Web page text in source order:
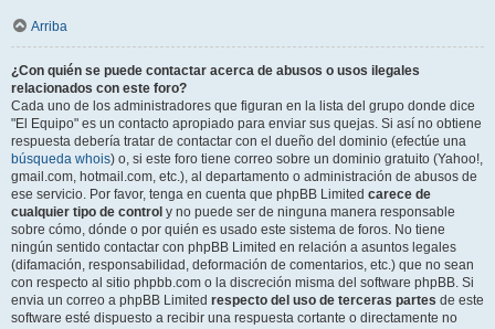
Arriba
¿Con quién se puede contactar acerca de abusos o usos ilegales
relacionados con este foro?
Cada uno de los administradores que figuran en la lista del grupo donde dice
"El Equipo" es un contacto apropiado para enviar sus quejas. Si así no obtiene
respuesta debería tratar de contactar con el dueño del dominio (efectúe una
búsqueda whois) o, si este foro tiene correo sobre un dominio gratuito (Yahoo!,
gmail.com, hotmail.com, etc.), al departamento o administración de abusos de
ese servicio. Por favor, tenga en cuenta que phpBB Limited carece de
cualquier tipo de control y no puede ser de ninguna manera responsable
sobre cómo, dónde o por quién es usado este sistema de foros. No tiene
ningún sentido contactar con phpBB Limited en relación a asuntos legales
(difamación, responsabilidad, deformación de comentarios, etc.) que no sean
con respecto al sitio phpbb.com o la discreción misma del software phpBB. Si
envia un correo a phpBB Limited respecto del uso de terceras partes de este
software esté dispuesto a recibir una respuesta cortante o directamente no